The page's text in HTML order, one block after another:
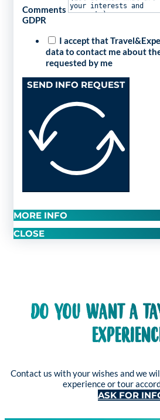
MORE INFO
CLOSE
Comments
GDPR
I accept that
data to contact me about
requested by me
SEND INFO REQUEST
DO YOU WANT A
Contact us with your wishes and we
experience or tour
ASK FOR